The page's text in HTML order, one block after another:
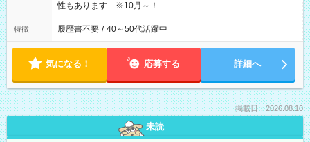
性もあります ※10月～！
特徴 履歴書不要 / 40～50代活躍中
気になる！ 応募する 詳細へ
掲載日：2026.08.10
未読